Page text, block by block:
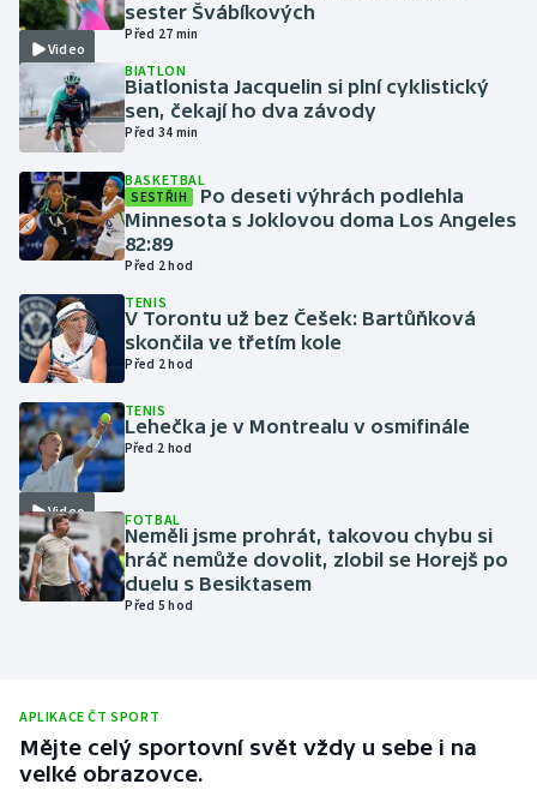
Jezdectví
Judo
Krasobruslení
Lezení
Lyže a snowboard
Moderní pětiboj
Motorsport
Olympijské hry
Parasport
Plavání
Plážový volejbal
Rychlobruslení
Rychlostní kanoistika
Video
sester Švábíkových
Před 27 min
BIATLON
Biatlonista Jacquelin si plní cyklistický
sen, čekají ho dva závody
Před 34 min
BASKETBAL
SESTŘIH
Po deseti výhrách podlehla
Minnesota s Joklovou doma Los Angeles
82:89
Před 2 hod
TENIS
V Torontu už bez Češek: Bartůňková
skončila ve třetím kole
Před 2 hod
Video
TENIS
Lehečka je v Montrealu v osmifinále
Před 2 hod
FOTBAL
Neměli jsme prohrát, takovou chybu si
hráč nemůže dovolit, zlobil se Horejš po
duelu s Besiktasem
Před 5 hod
APLIKACE ČT SPORT
Mějte celý sportovní svět vždy u sebe i na
velké obrazovce.